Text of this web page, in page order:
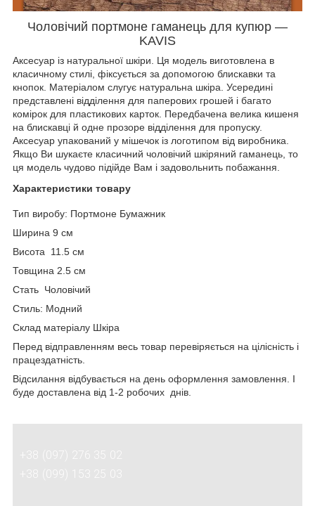
Чоловічий портмоне гаманець для купюр —
KAVIS
Аксесуар із натуральної шкіри. Ця модель виготовлена в
класичному стилі, фіксується за допомогою блискавки та
кнопок. Матеріалом слугує натуральна шкіра. Усередині
представлені відділення для паперових грошей і багато
комірок для пластикових карток. Передбачена велика кишеня
на блискавці й одне прозоре відділення для пропуску.
Аксесуар упакований у мішечок із логотипом від виробника.
Якщо Ви шукаєте класичний чоловічий шкіряний гаманець, то
ця модель чудово підійде Вам і задовольнить побажання.
Характеристики товару
Тип виробу: Портмоне Бумажник
Ширина 9 см
Висота 11.5 см
Товщина 2.5 см
Стать Чоловічий
Стиль: Модний
Склад матеріалу Шкіра
Перед відправленням весь товар перевіряється на цілісність і
працездатність.
Відсилання відбувається на день оформлення замовлення. І
буде доставлена від 1-2 робочих днів.
+38 (097) 276 35 02
+38 (099) 153 25 03